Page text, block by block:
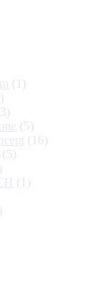
(1)
(5)
(16)
(5)
(1)